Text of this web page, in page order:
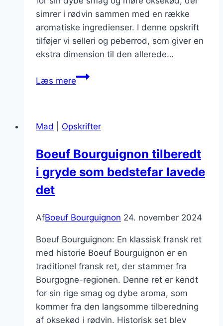
simrer i rødvin sammen med en række
aromatiske ingredienser. I denne opskrift
tilføjer vi selleri og peberrod, som giver en
ekstra dimension til den allerede…
Læs mereFyldig
selleri
peberrod
Mad Opskrifter
Boeuf Bourguignon tilberedt
i gryde som bedstefar lavede
det
AfBoeuf Bourguignon 24. november 2024
Boeuf Bourguignon: En klassisk fransk ret
med historie Boeuf Bourguignon er en
traditionel fransk ret, der stammer fra
Bourgogne-regionen. Denne ret er kendt
for sin rige smag og dybe aroma, som
kommer fra den langsomme tilberedning
af oksekød i rødvin. Historisk set blev